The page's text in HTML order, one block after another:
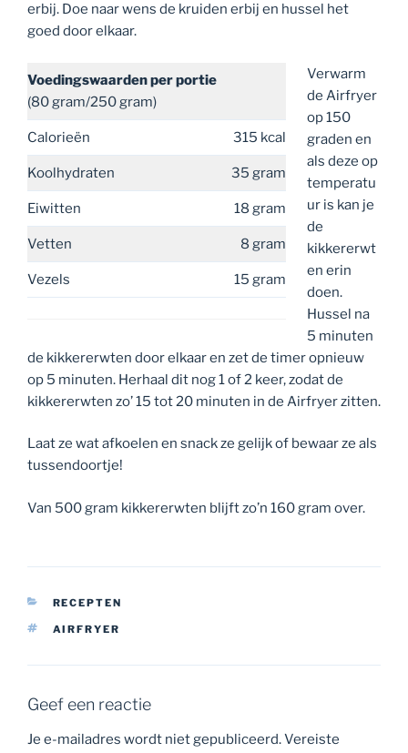
erbij. Doe naar wens de kruiden erbij en hussel het
goed door elkaar.
Voedingswaardenper portie
(80 gram/250 gram)
Calorieën 315 kcal
Koolhydraten 35 gram
Eiwitten 18 gram
Vetten 8 gram
Vezels 15 gram
Verwarm
de Airfryer
op 150
graden en
als deze op
temperatu
ur is kan je
de
kikkererwt
en erin
doen.
Hussel na
5 minuten
de kikkererwten door elkaar en zet de timer opnieuw
op 5 minuten. Herhaal dit nog 1 of 2 keer, zodat de
kikkererwten zo’ 15 tot 20 minuten in de Airfryer zitten.
Laat ze wat afkoelen en snack ze gelijk of bewaar ze als
tussendoortje!
Van 500 gram kikkererwten blijft zo’n 160 gram over.
CATEGORIEËN
RECEPTEN
TAGS
AIRFRYER
Geef een reactie
Je e-mailadres wordt niet gepubliceerd.Vereiste